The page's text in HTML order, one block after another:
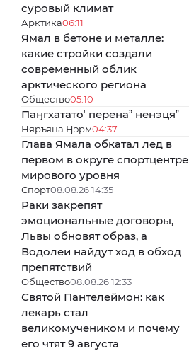
суровый климат
Арктика06:11
Ямал в бетоне и металле:
какие стройки создали
современный облик
арктического региона
Общество05:10
Паӈгхататоʼ перенаˮ ненэцяˮ
Няръяна Ӈэрм04:37
Глава Ямала обкатал лед в
первом в округе спортцентре
мирового уровня
Спорт08.08.26 14:35
Раки закрепят
эмоциональные договоры,
Львы обновят образ, а
Водолеи найдут ход в обход
препятствий
Общество08.08.26 12:33
Святой Пантелеймон: как
лекарь стал
великомучеником и почему
его чтят 9 августа